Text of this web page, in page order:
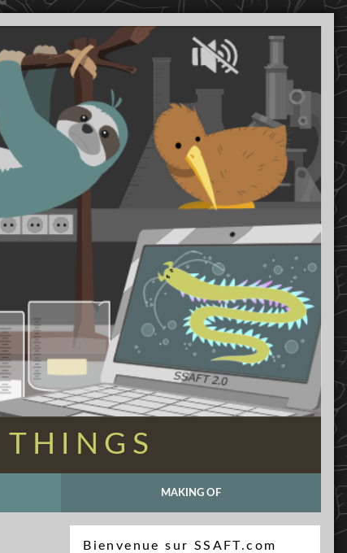
MAKING OF
Bienvenue sur SSAFT.com
Recherche